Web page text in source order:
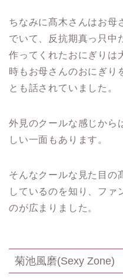
ちなみに髙木さんはお母
でいて、反抗期真っ只中
作ってくれたおにぎりは
時もお母さんのおにぎり
とも話されていました。
外見のクールな感じから
しい一面もあります。
そんなクールな見た目の
しているのを知り、ファ
のが広まりました。
菊池風磨(Sexy Zone)